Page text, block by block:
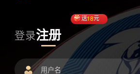
登录注册
送18元